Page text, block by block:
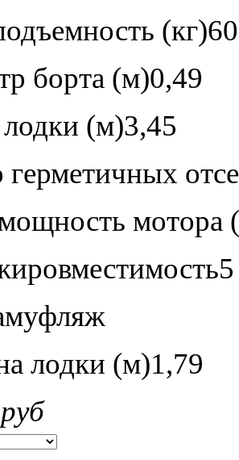
(кг)
борта (м)0,49
(м)3,45
мотора
5
лодки (м)1,79
руб